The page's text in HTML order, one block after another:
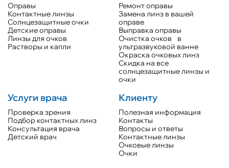
Оправы
Контактные линзы
Солнцезащитные очки
Детские оправы
Линзы для очков
Растворы и капли
Ремонт оправы
Замена линз в вашей
оправе
Выправка оправы
Очистка очков в
ультразвуковой ванне
Окраска очковых линз
Скидка на все
солнцезащитные линзы и
очки
Услуги врача
Проверка зрения
Подбор контактных линз
Консультация врача
Детский врач
Клиенту
Полезная информация
Контакты
Вопросы и ответы
Контактные линзы
Очковые линзы
Очки